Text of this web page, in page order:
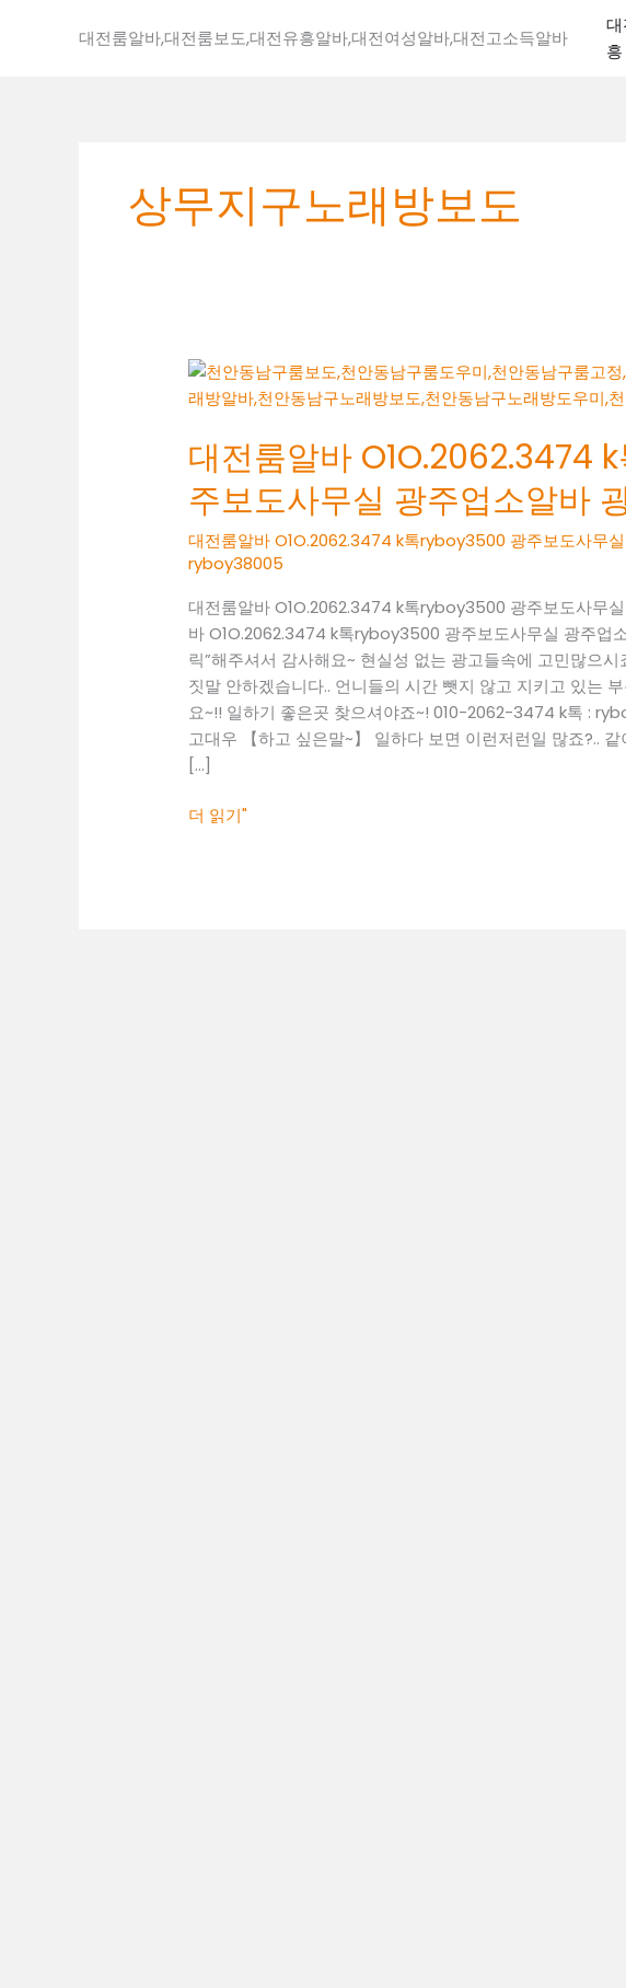
대전룸알바,대전룸보도,대전유흥알바,대전여성알바,대전고소득알바
상무지구노래방보도
대전룸알바 O1O.2062.3474
주보도사무실 광주업소알바
대전룸알바 O1O.2062.3474 k톡ryboy3500 광주보도사무
ryboy38005
대전룸알바 O1O.2062.3474 k톡ryboy3500 광주보도사무
바 O1O.2062.3474 k톡ryboy3500 광주보도사무실 광주업
릭”해주셔서 감사해요~ 현실성 없는 광고들속에 고민많으
짓말 안하겠습니다.. 언니들의 시간 뺏지 않고 지키고 있는
요~!! 일하기 좋은곳 찾으셔야죠~! 010-2062-3474 k톡 :
고대우 【하고 싶은말~】 일하다 보면 이런저런일 많죠?..
[…]
대
전
알
O1O.2062.3474
톡
ryboy3500
광
주
보
도
사
무
실
주
더 읽기"